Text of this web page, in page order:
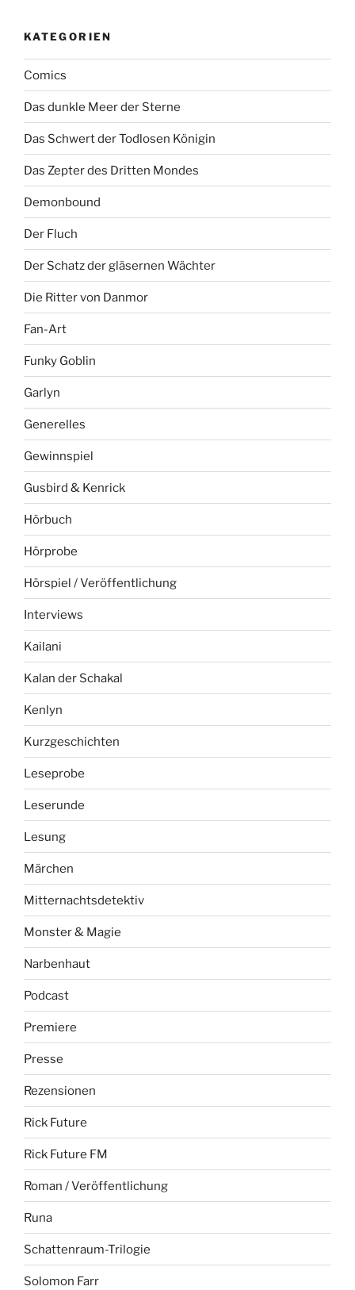
KATEGORIEN
Comics
Das dunkle Meer der Sterne
Das Schwert der Todlosen Königin
Das Zepter des Dritten Mondes
Demonbound
Der Fluch
Der Schatz der gläsernen Wächter
Die Ritter von Danmor
Fan-Art
Funky Goblin
Garlyn
Generelles
Gewinnspiel
Gusbird & Kenrick
Hörbuch
Hörprobe
Hörspiel / Veröffentlichung
Interviews
Kailani
Kalan der Schakal
Kenlyn
Kurzgeschichten
Leseprobe
Leserunde
Lesung
Märchen
Mitternachtsdetektiv
Monster & Magie
Narbenhaut
Podcast
Premiere
Presse
Rezensionen
Rick Future
Rick Future FM
Roman / Veröffentlichung
Runa
Schattenraum-Trilogie
Solomon Farr